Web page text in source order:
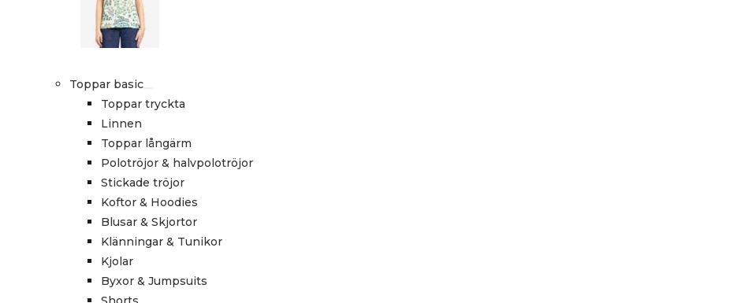
Toppar basic
Toppar tryckta
Linnen
Toppar långärm
Polotröjor & halvpolotröjor
Stickade tröjor
Koftor & Hoodies
Blusar & Skjortor
Klänningar & Tunikor
Kjolar
Byxor & Jumpsuits